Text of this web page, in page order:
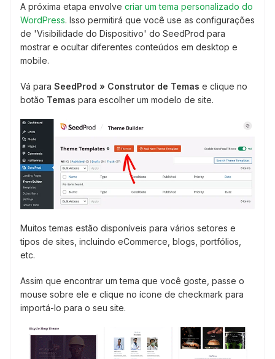
A próxima etapa envolve criar um tema personalizado do
WordPress. Isso permitirá que você use as configurações
de 'Visibilidade do Dispositivo' do SeedProd para
mostrar e ocultar diferentes conteúdos em desktop e
mobile.
Vá para SeedProd » Construtor de Temas e clique no
botão Temas para escolher um modelo de site.
Muitos temas estão disponíveis para vários setores e
tipos de sites, incluindo eCommerce, blogs, portfólios,
etc.
Assim que encontrar um tema que você goste, passe o
mouse sobre ele e clique no ícone de checkmark para
importá-lo para o seu site.